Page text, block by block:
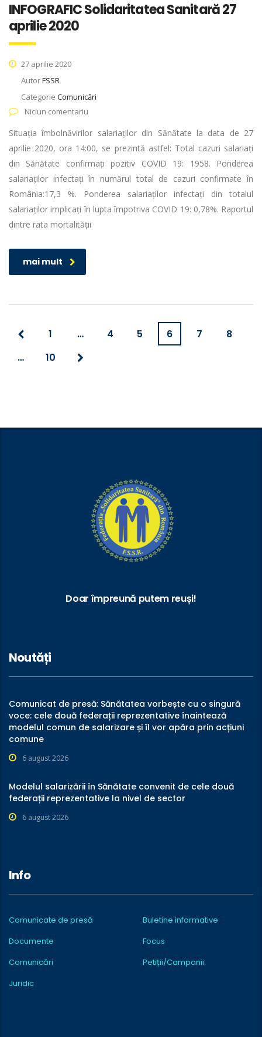
INFOGRAFIC Solidaritatea Sanitară 27
aprilie 2020
27 aprilie 2020
AutorFSSR
Categorie Comunicări
Niciun comentariu
Situația îmbolnăvirilor salariaților din Sănătate la data de 27
aprilie 2020, ora 14:00, se prezintă astfel: Total cazuri salariați
din Sănătate confirmați pozitiv COVID 19: 1958. Ponderea
salariaților infectați în numărul total de cazuri confirmate în
România:17,3 %. Ponderea salariaților infectați din totalul
salariaților implicați în lupta împotriva COVID 19: 0,78%. Raportul
dintre rata mortalității
mai mult
1 … 4 5 6 7
8
…
10
Doar împreună putem reuși!
Noutăți
Comunicat de presă: Sănătatea vorbește cu o singură
voce: cele două federații reprezentative înaintează
modelul comun de salarizare și îl vor apăra prin acțiuni
comune
6 august 2026
Modelul salarizării în Sănătate convenit de cele două
federații reprezentative la nivel de sector
6 august 2026
Info
Comunicate de presă
Buletine informative
Documente
Focus
Comunicări
Petiții/Campanii
Juridic